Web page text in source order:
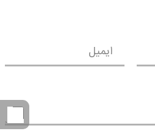
ایمیل